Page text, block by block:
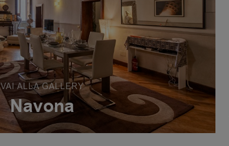
VAI ALLA GALLERY
Navona